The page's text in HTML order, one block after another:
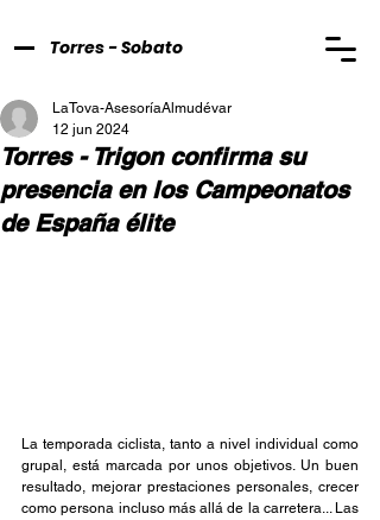
Torres - Sobato
Torres - Trigon confirma su
presencia en los Campeonatos
de España élite
LaTova-AsesoríaAlmudévar
12 jun 2024
La temporada ciclista, tanto a nivel individual como
grupal, está marcada por unos objetivos. Un buen
resultado, mejorar prestaciones personales, crecer
como persona incluso más allá de la carretera... Las